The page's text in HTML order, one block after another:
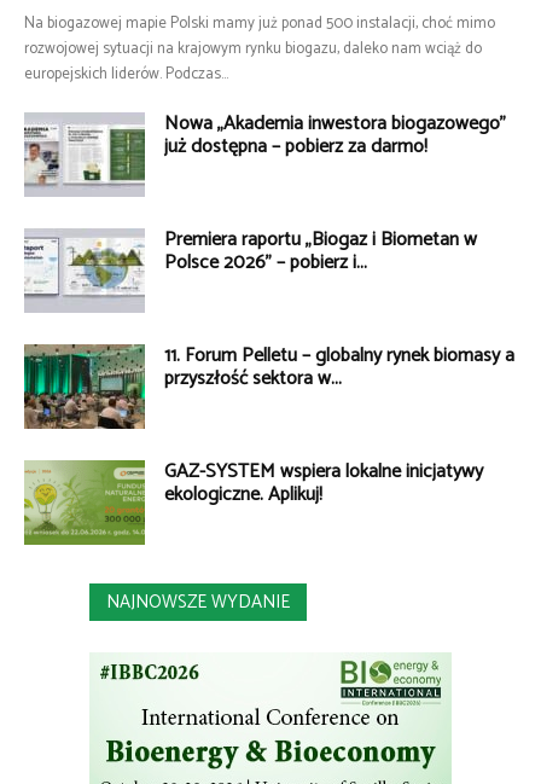
Na biogazowej mapie Polski mamy już ponad 500 instalacji, choć mimo
rozwojowej sytuacji na krajowym rynku biogazu, daleko nam wciąż do
europejskich liderów. Podczas...
Nowa „Akademia inwestora biogazowego”
już dostępna – pobierz za darmo!
Premiera raportu „Biogaz i Biometan w
Polsce 2026” – pobierz i...
11. Forum Pelletu – globalny rynek biomasy a
przyszłość sektora w...
GAZ-SYSTEM wspiera lokalne inicjatywy
ekologiczne. Aplikuj!
NAJNOWSZE WYDANIE